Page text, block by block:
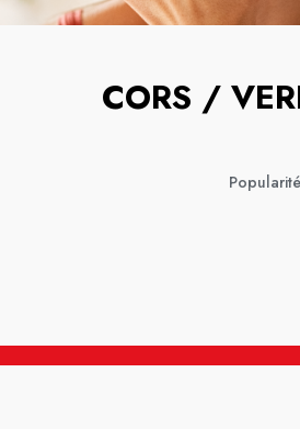
CORS /